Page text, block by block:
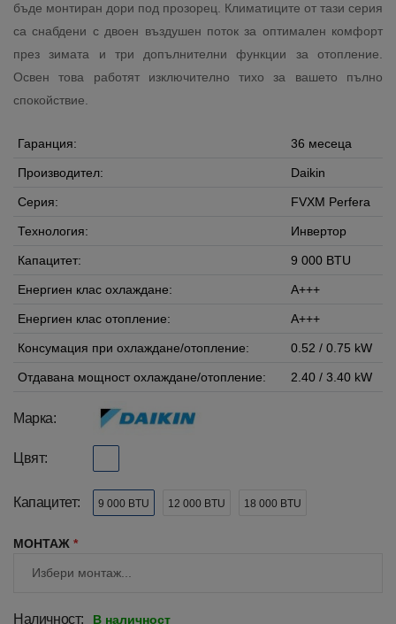
бъде монтиран дори под прозорец. Климатиците от тази серия
са снабдени с двоен въздушен поток за оптимален комфорт
през зимата и три допълнителни функции за отопление.
Освен това работят изключително тихо за вашето пълно
спокойствие.
Гаранция: 36 месеца
Производител: Daikin
Серия: FVXM Perfera
Технология: Инвертор
Капацитет: 9 000 BTU
Енергиен клас охлаждане: A+++
Енергиен клас отопление: A+++
Консумация при охлаждане/отопление: 0.52 / 0.75 kW
Отдавана мощност охлаждане/отопление: 2.40 / 3.40 kW
Марка:
Цвят:
Капацитет: 9 000 BTU 12 000 BTU 18 000 BTU
МОНТАЖ *
Наличност: В наличност